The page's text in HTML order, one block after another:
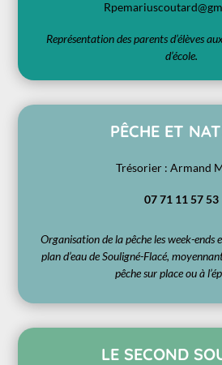
Représentation des parents d’élèves
d’école.
PÊCHE ET
Trésorier : Armand
07 71 11 57 53
Organisation de la pêche les week-ends
plan d’eau de Souligné-Flacé,
pêche sur place ou à
LE SECOND